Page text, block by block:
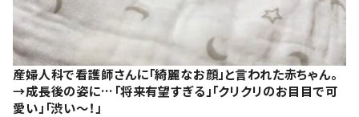
産婦人科で看護師さんに「綺麗なお顔」と言われた赤ちゃん。
→成長後の姿に…「将来有望すぎる」「クリクリのお目目で可
愛い」「渋い～！」